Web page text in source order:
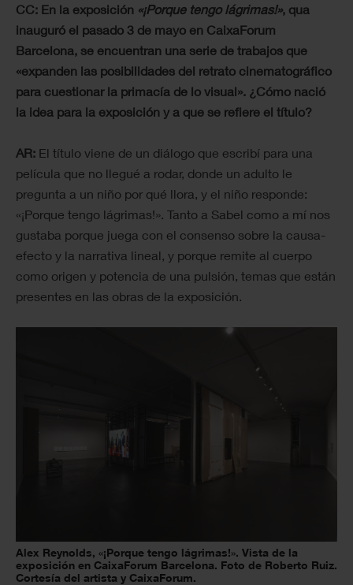
CC: En la exposición «¡Porque tengo lágrimas!», qua
inauguró el pasado 3 de mayo en CaixaForum
Barcelona, se encuentran una serie de trabajos que
«expanden las posibilidades del retrato cinematográfico
para cuestionar la primacía de lo visual». ¿Cómo nació
la idea para la exposición y a que se refiere el título?
AR: El título viene de un diálogo que escribí para una
película que no llegué a rodar, donde un adulto le
pregunta a un niño por qué llora, y el niño responde:
«¡Porque tengo lágrimas!». Tanto a Sabel como a mí nos
gustaba porque juega con el consenso sobre la causa-
efecto y la narrativa lineal, y porque remite al cuerpo
como origen y potencia de una pulsión, temas que están
presentes en las obras de la exposición.
Alex Reynolds, «¡Porque tengo lágrimas!». Vista de la
exposición en CaixaForum Barcelona. Foto de Roberto Ruiz.
Cortesía del artista y CaixaForum.